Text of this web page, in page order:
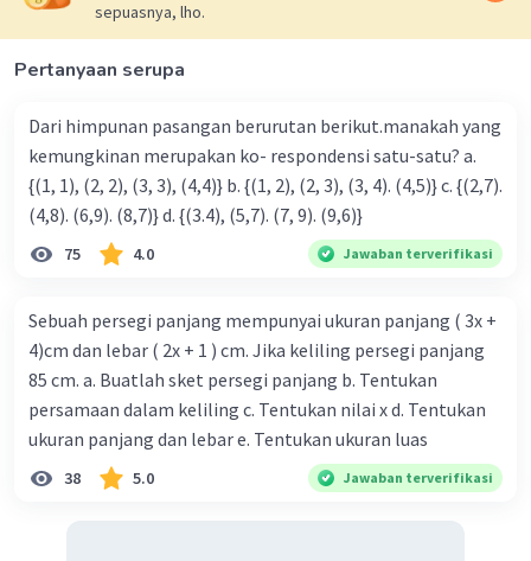
sepuasnya, lho.
Pertanyaan serupa
Dari himpunan pasangan berurutan berikut.manakah yang
kemungkinan merupakan ko- respondensi satu-satu? a.
{(1, 1), (2, 2), (3, 3), (4,4)} b. {(1, 2), (2, 3), (3, 4). (4,5)} c. {(2,7).
(4,8). (6,9). (8,7)} d. {(3.4), (5,7). (7, 9). (9,6)}
75 4.0 Jawaban terverifikasi
Sebuah persegi panjang mempunyai ukuran panjang ( 3x +
4)cm dan lebar ( 2x + 1 ) cm. Jika keliling persegi panjang
85 cm. a. Buatlah sket persegi panjang b. Tentukan
persamaan dalam keliling c. Tentukan nilai x d. Tentukan
ukuran panjang dan lebar e. Tentukan ukuran luas
38 5.0 Jawaban terverifikasi